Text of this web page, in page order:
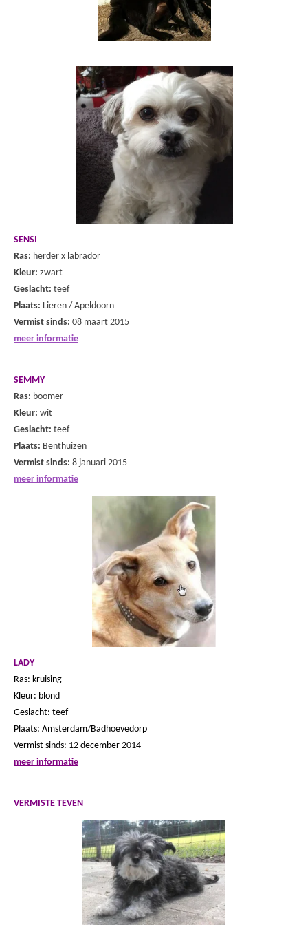
SENSI
Ras: herder x labrador
Kleur: zwart
Geslacht: teef
Plaats: Lieren / Apeldoorn
Vermist sinds: 08 maart 2015
meer informatie
SEMMY
Ras: boomer
Kleur: wit
Geslacht: teef
Plaats: Benthuizen
Vermist sinds: 8 januari 2015
meer informatie
LADY
Ras: kruising
Kleur: blond
Geslacht: teef
Plaats: Amsterdam/Badhoevedorp
Vermist sinds: 12 december 2014
meer informatie
VERMISTE TEVEN